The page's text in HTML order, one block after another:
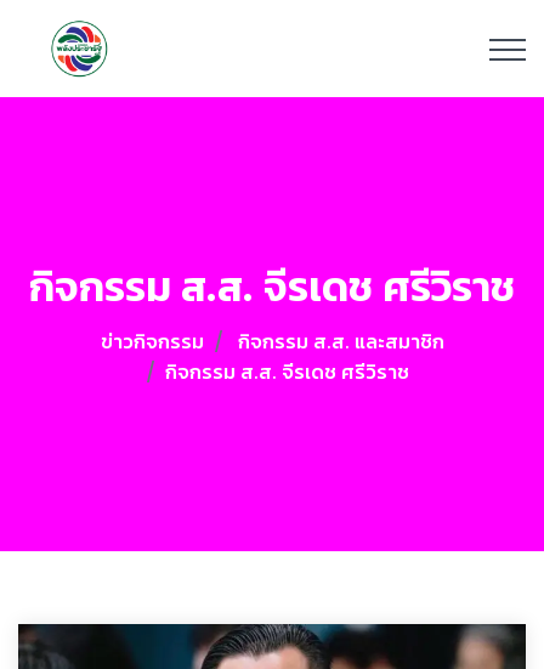
กิจกรรม ส.ส. จีรเดช ศรีวิราช
ข่าวกิจกรรม
กิจกรรม ส.ส. และสมาชิก
กิจกรรม ส.ส. จีรเดช ศรีวิราช